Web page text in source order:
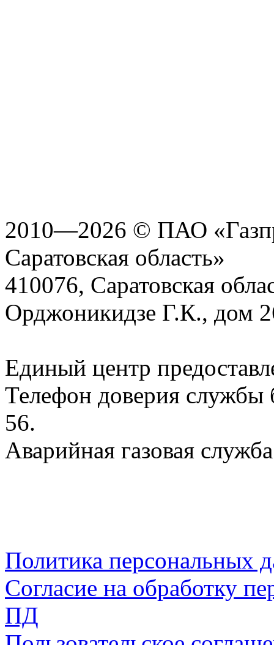
2010—2026 © ПАО
Саратовская область»
410076, Саратовская
Орджоникидзе Г.К., дом
Единый центр
Телефон доверия службы
56.
Аварийная газовая
Политика персональных
Согласие на обработку
ПД